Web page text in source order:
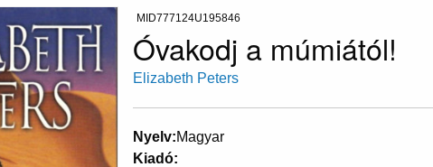
MID777124U195846
Óvakodj a múmiától!
Elizabeth Peters
Nyelv Magyar
Kiadó